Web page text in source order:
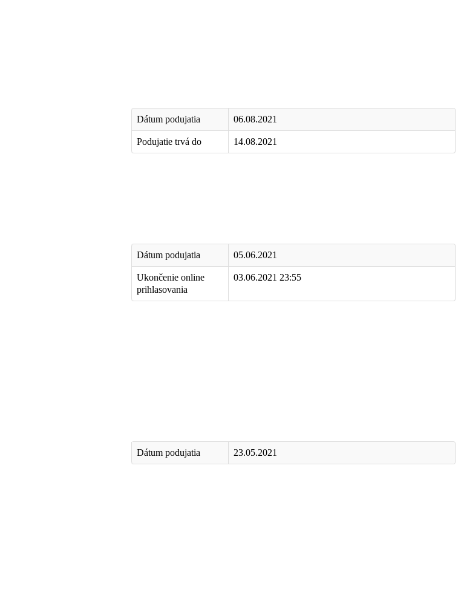
Dátum podujatia 06.08.2021
Podujatie trvá do 14.08.2021
Dátum podujatia 05.06.2021
Ukončenie online
prihlasovania
03.06.2021 23:55
Dátum podujatia 23.05.2021